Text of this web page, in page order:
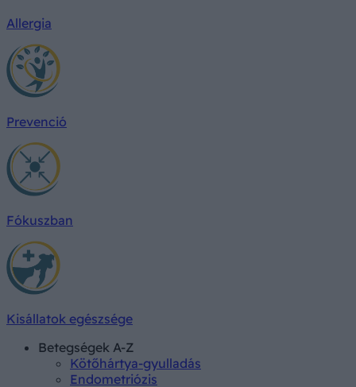
Allergia
Prevenció
Fókuszban
Kisállatok egészsége
Betegségek A-Z
Kötőhártya-gyulladás
Endometriózis